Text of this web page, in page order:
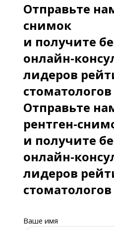
Отправьте
снимок
и получите
онлайн-
лидеров
стоматологов
Отправьте
рентген-
и получите
онлайн-
лидеров
стоматологов
Ваше имя